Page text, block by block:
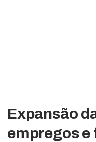
Expansão
empregos e